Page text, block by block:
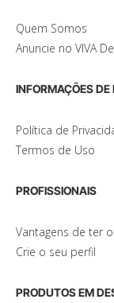
Quem Somos
Anuncie no VIVA
INFORMAÇÕES
Política de
Termos de Uso
PROFISSIONAIS
Vantagens de ter
Crie o seu perfil
PRODUTOS EM